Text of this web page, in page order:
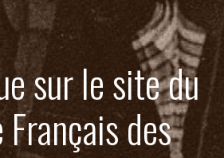
sur le site du
des